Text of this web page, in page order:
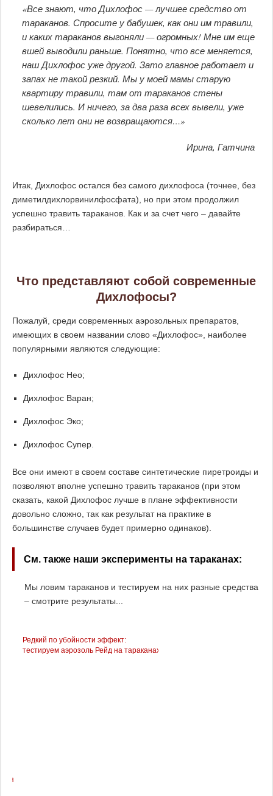
«Все знают, что Дихлофос — лучшее средство от
тараканов. Спросите у бабушек, как они им травили,
и каких тараканов выгоняли — огромных! Мне им еще
вшей выводили раньше. Понятно, что все меняется,
наш Дихлофос уже другой. Зато главное работает и
запах не такой резкий. Мы у моей мамы старую
квартиру травили, там от тараканов стены
шевелились. И ничего, за два раза всех вывели, уже
сколько лет они не возвращаются…»
Ирина, Гатчина
Итак, Дихлофос остался без самого дихлофоса (точнее, без
диметилдихлорвинилфосфата), но при этом продолжил
успешно травить тараканов. Как и за счет чего – давайте
разбираться…
Что представляют собой современные
Дихлофосы?
Пожалуй, среди современных аэрозольных препаратов,
имеющих в своем названии слово «Дихлофос», наиболее
популярными являются следующие:
Дихлофос Нео;
Дихлофос Варан;
Дихлофос Эко;
Дихлофос Супер.
Все они имеют в своем составе синтетические пиретроиды и
позволяют вполне успешно травить тараканов (при этом
сказать, какой Дихлофос лучше в плане эффективности
довольно сложно, так как результат на практике в
большинстве случаев будет примерно одинаков).
См. также наши эксперименты на тараканах:
Мы ловим тараканов и тестируем на них разные средства
– смотрите результаты...
Редкий по убойности эффект:
тестируем аэрозоль Рейд на тараканах